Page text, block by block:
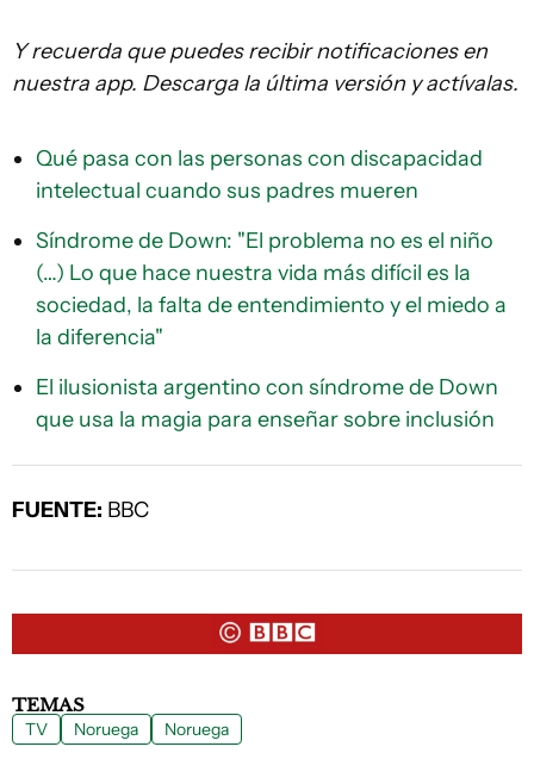
Y recuerda que puedes recibir notificaciones en
nuestra app. Descarga la última versión y actívalas.
Qué pasa con las personas con discapacidad
intelectual cuando sus padres mueren
Síndrome de Down: "El problema no es el niño
(…) Lo que hace nuestra vida más difícil es la
sociedad, la falta de entendimiento y el miedo a
la diferencia"
El ilusionista argentino con síndrome de Down
que usa la magia para enseñar sobre inclusión
FUENTE: BBC
TEMAS
TV Noruega Noruega